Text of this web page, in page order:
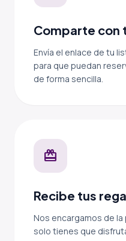
Comparte con
Envía el enlace de tu
para que puedan
de forma sencilla.
redeem
Recibe tus
Nos encargamos de
solo tienes que